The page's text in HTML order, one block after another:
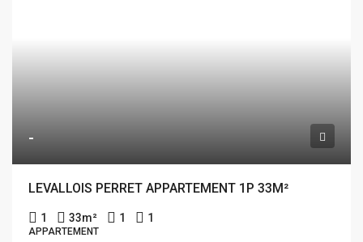
-
LEVALLOIS PERRET APPARTEMENT 1P 33M²
1 33m² 1 1
APPARTEMENT